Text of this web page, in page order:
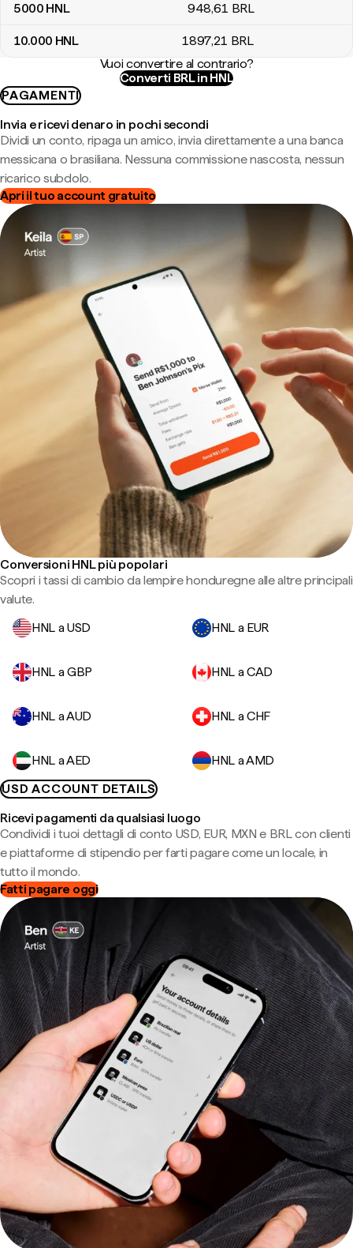
5000 HNL 948,61 BRL
10.000 HNL 1897,21 BRL
Vuoi convertire al contrario?
Converti BRL in HNL
PAGAMENTI
Invia e ricevi denaro in pochi secondi
Dividi un conto, ripaga un amico, invia direttamente a una banca
messicana o brasiliana. Nessuna commissione nascosta, nessun
ricarico subdolo.
Apri il tuo account gratuito
Conversioni HNL più popolari
Scopri i tassi di cambio da lempire honduregne alle altre principali
valute.
HNL a USD
HNL a EUR
HNL a GBP HNL a CAD
HNL a AUD HNL a CHF
HNL a AED
HNL a AMD
USD ACCOUNT DETAILS
Ricevi pagamenti da qualsiasi luogo
Condividi i tuoi dettagli di conto USD, EUR, MXN e BRL con clienti
e piattaforme di stipendio per farti pagare come un locale, in
tutto il mondo.
Fatti pagare oggi